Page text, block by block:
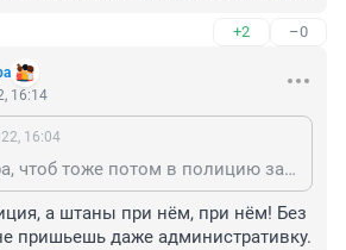
+2 –0
16:14
16:04
Гость из центра, чтоб тоже потом в полицию залететь? в современном мире вызывают полицию
а штаны при нём, при нём! Без
пришьешь даже административку.